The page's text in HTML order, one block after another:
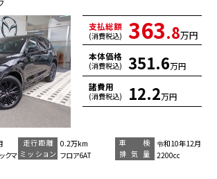
支払総額
(消費税込) 363.8万円
本体価格
(消費税込) 351.6万円
諸費用
(消費税込) 12.2万円
走行距離 0.2万km 車 検
令和10年12月
クマ ミッション フロア6AT 排気量
2200cc